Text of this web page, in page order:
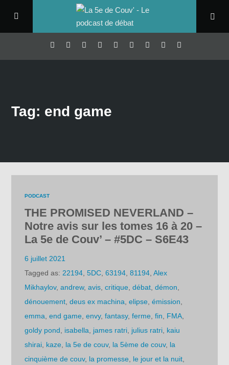
Tag: end game
PODCAST
THE PROMISED NEVERLAND –
Notre avis sur les tomes 16 à 20 –
La 5e de Couv’ – #5DC – S6E43
6 juillet 2021
Tagged as: 22194 ,5DC ,63194 ,81194 ,Alex
Mikhaylov,andrew,avis ,critique ,débat ,démon
dénouement ,deus ex machina ,elipse ,émission
emma ,end game ,envy,fantasy,ferme ,fin FMA
goldy pond
isabella james ratri julius ratri kaiu
shirai kaze la 5e de couv, la 5ème de couv, la
cinquième de couv, la promesse le jour et la nuit